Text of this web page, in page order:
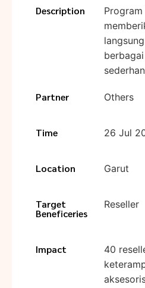
Description
Partner Others
Time 26 Jul
Location Garut
Target
Beneficeries
Reseller
Impact
40